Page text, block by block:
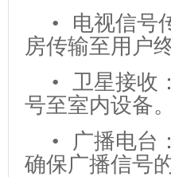
• 电视信号
房传输至用户
• 卫星接收
号至室内设备。
• 广播电台
确保广播信号